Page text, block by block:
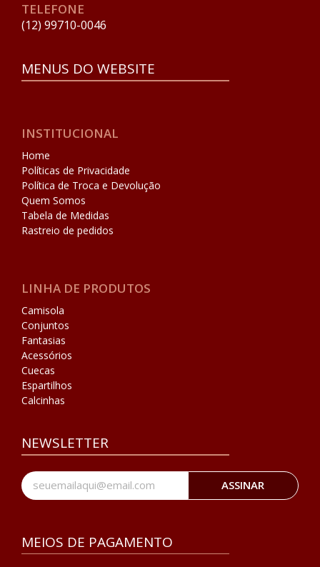
TELEFONE
(12) 99710-0046
MENUS DO WEBSITE
INSTITUCIONAL
Home
Políticas de Privacidade
Política de Troca e Devolução
Quem Somos
Tabela de Medidas
Rastreio de pedidos
LINHA DE PRODUTOS
Camisola
Conjuntos
Fantasias
Acessórios
Cuecas
Espartilhos
Calcinhas
NEWSLETTER
ASSINAR
MEIOS DE PAGAMENTO